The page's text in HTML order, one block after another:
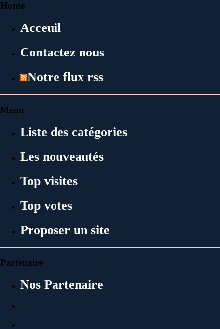
Home
Acceuil
Contactez nous
Notre flux rss
Menu
Liste des catégories
Les nouveautés
Top visites
Top votes
Proposer un site
Partenaire
Nos Partenaire